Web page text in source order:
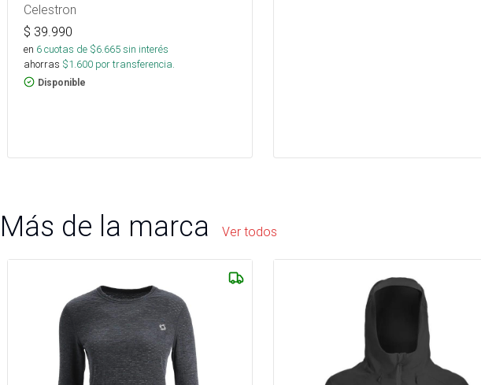
Celestron
$ 39.990
en 6cuotas de $6.665sin interés
ahorras $1.600 por transferencia.
Disponible
Más de la marca Ver todos